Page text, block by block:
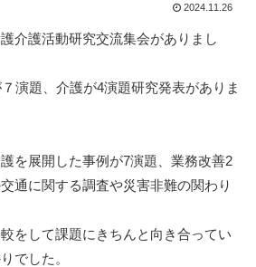
2024.11.26
介護活動研究交流集会がありまし
演題、介護が4演題研究発表がありま
を展開した事例が7演題、業務改善2
通に関する調査や災害非難の関わり
をして課題にきちんと向き合ってい
でした。